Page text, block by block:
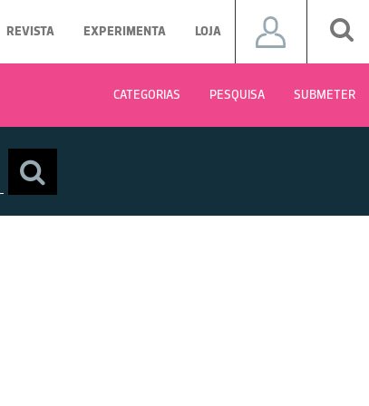
REVISTA EXPERIMENTA LOJA
CATEGORIAS PESQUISA SUBMETER